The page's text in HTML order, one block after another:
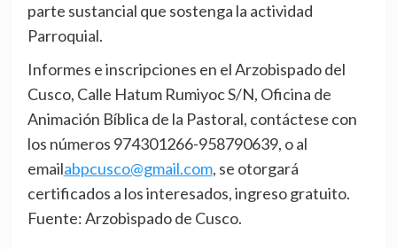
parte sustancial que sostenga la actividad
Parroquial.
Informes e inscripciones en el Arzobispado del
Cusco, Calle Hatum Rumiyoc S/N, Oficina de
Animación Bíblica de la Pastoral, contáctese con
los números 974301266-958790639, o al
emailabpcusco@gmail.com, se otorgará
certificados a los interesados, ingreso gratuito.
Fuente: Arzobispado de Cusco.